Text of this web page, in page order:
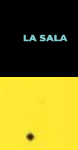
LA SALA